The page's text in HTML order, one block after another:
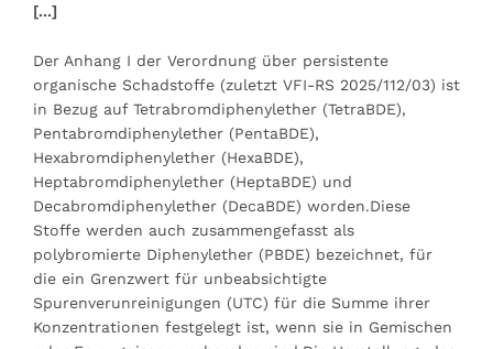
[...]
Der Anhang I der Verordnung über persistente
organische Schadstoffe (zuletzt VFI-RS 2025/112/03) ist
in Bezug auf Tetrabromdiphenylether (TetraBDE),
Pentabromdiphenylether (PentaBDE),
Hexabromdiphenylether (HexaBDE),
Heptabromdiphenylether (HeptaBDE) und
Decabromdiphenylether (DecaBDE) worden.Diese
Stoffe werden auch zusammengefasst als
polybromierte Diphenylether (PBDE) bezeichnet, für
die ein Grenzwert für unbeabsichtigte
Spurenverunreinigungen (UTC) für die Summe ihrer
Konzentrationen festgelegt ist, wenn sie in Gemischen